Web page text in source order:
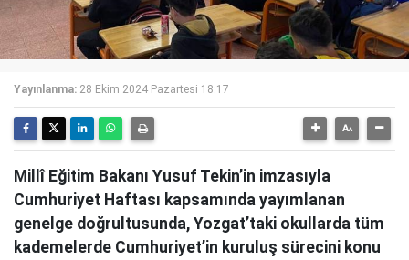
Yayınlanma: 28 Ekim 2024 Pazartesi 18:17
Millî Eğitim Bakanı Yusuf Tekin’in imzasıyla
Cumhuriyet Haftası kapsamında yayımlanan
genelge doğrultusunda, Yozgat’taki okullarda tüm
kademelerde Cumhuriyet’in kuruluş sürecini konu